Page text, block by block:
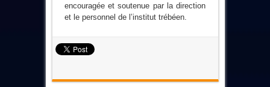
encouragée et soutenue par la direction
et le personnel de l’institut trébéen.